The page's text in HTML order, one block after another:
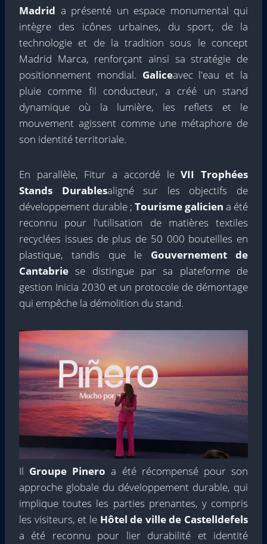
Madrid a présenté un espace monumental qui
intègre des icônes urbaines, du sport, de la
technologie et de la tradition sous le concept
Madrid Marca, renforçant ainsi sa stratégie de
positionnement mondial. Galiceavec l'eau et la
pluie comme fil conducteur, a créé un stand
dynamique où la lumière, les reflets et le
mouvement agissent comme une métaphore de
son identité territoriale.
En parallèle, Fitur a accordé leVII Trophées
Stands Durablesaligné sur les objectifs de
développement durable ; Tourisme galicien a été
reconnu pour l'utilisation de matières textiles
recyclées issues de plus de 50 000 bouteilles en
plastique, tandis que le Gouvernement de
Cantabrie se distingue par sa plateforme de
gestion Inicia 2030 et un protocole de démontage
qui empêche la démolition du stand.
Il Groupe Pinero a été récompensé pour son
approche globale du développement durable, qui
implique toutes les parties prenantes, y compris
les visiteurs, et le Hôtel de ville de Castelldefels
a été reconnu pour lier durabilité et identité